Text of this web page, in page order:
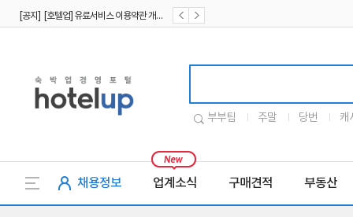
부부팀 주말 당번 캐
채용정보 업계소식 구매견적 부동산